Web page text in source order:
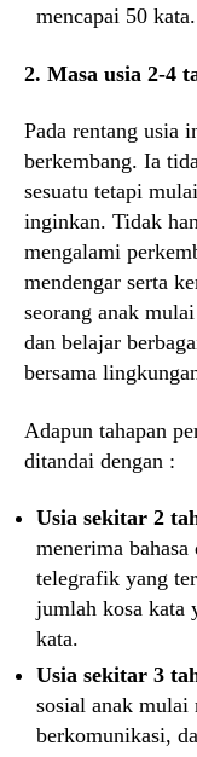
mencapai 50 kata.
2. Masa usia 2-4
Pada rentang usia
berkembang. Ia
sesuatu tetapi
inginkan. Tidak
mengalami
mendengar serta
seorang anak
dan belajar
bersama
Adapun tahapan
ditandai dengan :
Usia sekitar 2
menerima
telegrafik yang
jumlah kosa kata
kata.
Usia sekitar 3
sosial anak mulai
berkomunikasi,